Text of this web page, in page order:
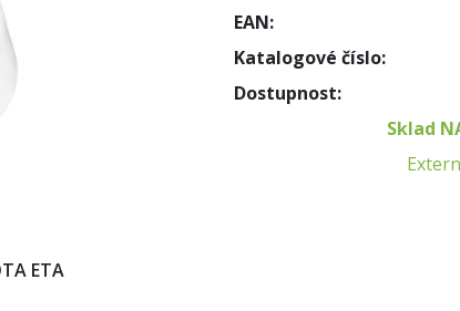
ETA
EAN:
Katalogové číslo:
Dostupnost:
Sklad